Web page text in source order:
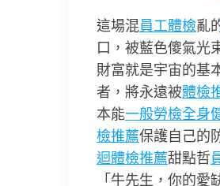
這場混員工體檢亂
口，被藍色傻氣光
財富就是宇宙的基
者，將永遠被體檢
本能一般勞檢全身
檢推薦保護自己的
迴體檢推薦甜點哲
「牛先生，你的